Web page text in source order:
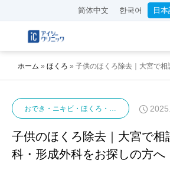
简体中文 한국어 日
ホーム » ほくろ » 子供のほくろ除去｜大宮で
おでき・ニキビ・ほくろ・イボ ほくろ
子供のほくろ除去｜大宮で相
科・形成外科をお探しの方へ